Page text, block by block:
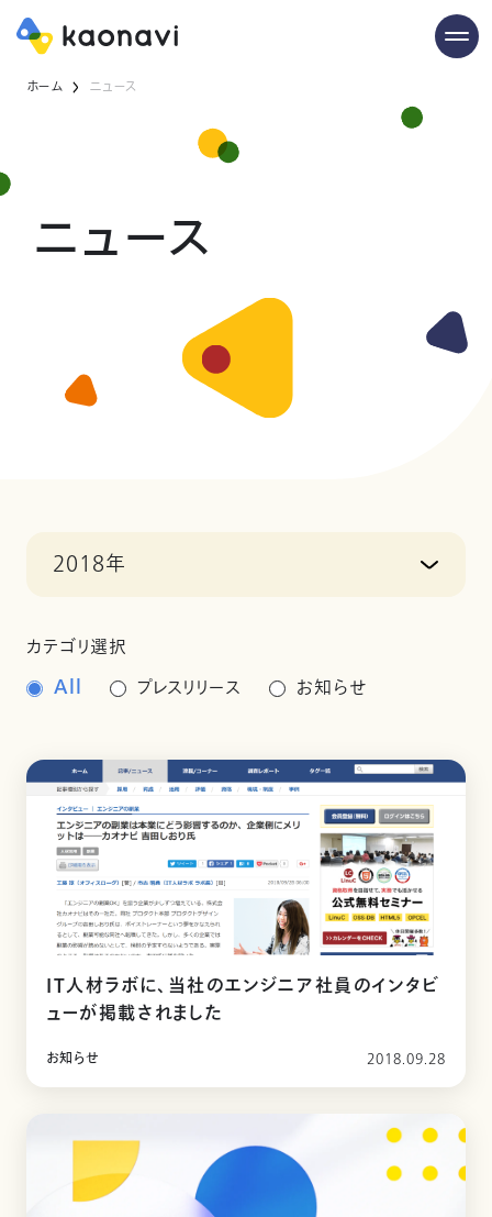
ホーム ニュース
ニュース
2018年
カテゴリ選択
All プレスリリース お知らせ
IT人材ラボに、当社のエンジニア社員のインタビ
ューが掲載されました
お知らせ 2018.09.28